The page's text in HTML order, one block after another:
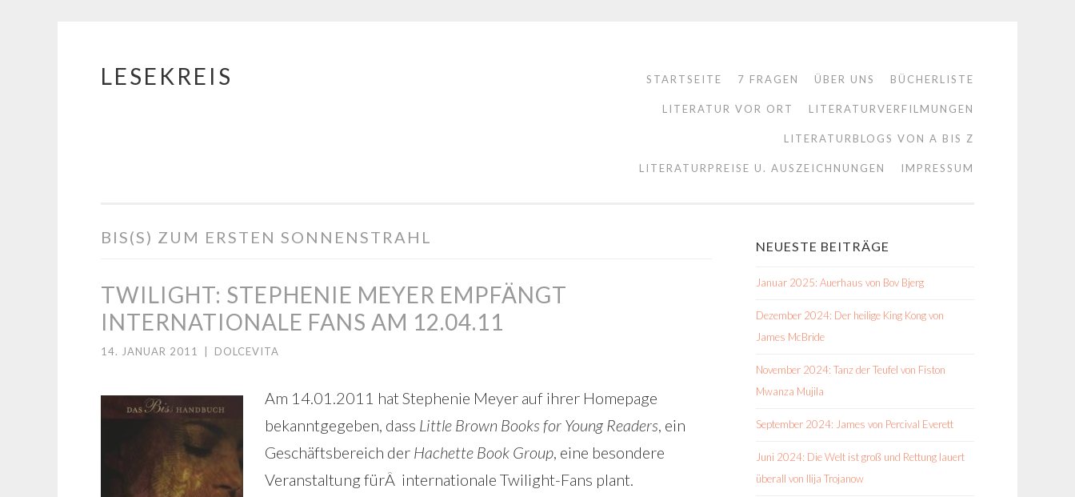
Springe
LESEKREIS STARTSEITE 7 FRAGEN ÜBER UNS BÜCHERLISTE
LITERATUR VOR ORT LITERATURVERFILMUNGEN
LITERATURBLOGS VON A BIS Z
LITERATURPREISE U. AUSZEICHNUNGEN IMPRESSUM
BIS(S) ZUM ERSTEN SONNENSTRAHL
TWILIGHT: STEPHENIE MEYER EMPFÄNGT
INTERNATIONALE FANS AM 12.04.11
14. JANUAR 2011 DOLCEVITA
Am 14.01.2011 hat Stephenie Meyer auf ihrer Homepage
bekanntgegeben, dass Little Brown Books for Young Readers, ein
Geschäftsbereich der Hachette Book Group, eine besondere
Veranstaltung fürÂ internationale Twilight-Fans plant.
NEUESTE BEITRÄGE
Januar 2025: Auerhaus von Bov Bjerg
Dezember 2024: Der heilige King Kong von
James McBride
November 2024: Tanz der Teufel von Fiston
Mwanza Mujila
September 2024: James von Percival Everett
Juni 2024: Die Welt ist groß und Rettung lauert
überall von Ilija Trojanow